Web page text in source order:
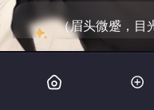
（眉头微蹙，目
为道歉有用么？